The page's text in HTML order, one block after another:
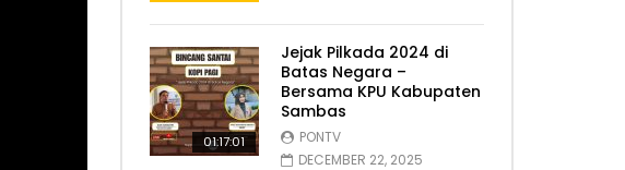
01:17:01
Jejak Pilkada 2024 di
Batas Negara –
Bersama KPU Kabupaten
Sambas
PONTV
DECEMBER 22, 2025